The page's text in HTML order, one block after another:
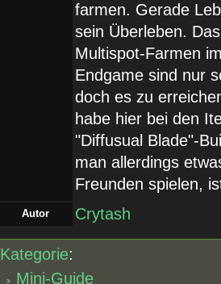
farmen. Gerade
sein Überleben.
Multispot-Farmen
Endgame sind nur
doch es zu
habe hier bei den
"Diffusual Blade"-
man allerdings
Freunden spielen,
Autor Crytash
Kategorie:
Mini-Guide